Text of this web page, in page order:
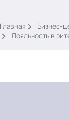
Главная Бизнес-
Лояльность в